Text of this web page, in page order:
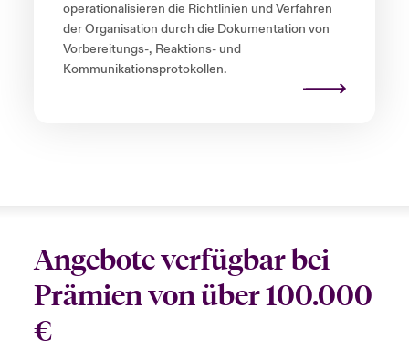
operationalisieren die Richtlinien und Verfahren
der Organisation durch die Dokumentation von
Vorbereitungs-, Reaktions- und
Kommunikationsprotokollen.
Angebote verfügbar bei
Prämien von über 100.000
€